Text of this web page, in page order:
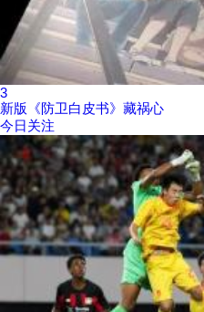
3
新版《防卫白皮书》藏祸心
今日关注